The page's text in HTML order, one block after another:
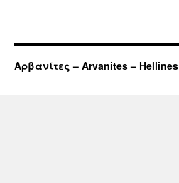
Αρβανίτες – Arvanites – Hellines